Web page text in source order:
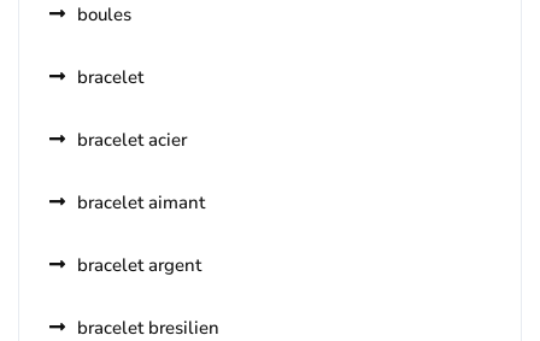
boules
bracelet
bracelet acier
bracelet aimant
bracelet argent
bracelet bresilien